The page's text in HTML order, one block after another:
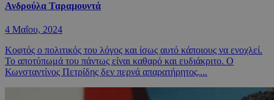
Ανδρούλα Ταραμουντά
4 Μαΐου, 2024
Κοφτός ο πολιτικός του λόγος και ίσως αυτό κάποιους να ενοχλεί.
Το αποτύπωμά του πάντως είναι καθαρό και ευδιάκριτο. Ο
Κωνσταντίνος Πετρίδης δεν περνά απαρατήρητος....